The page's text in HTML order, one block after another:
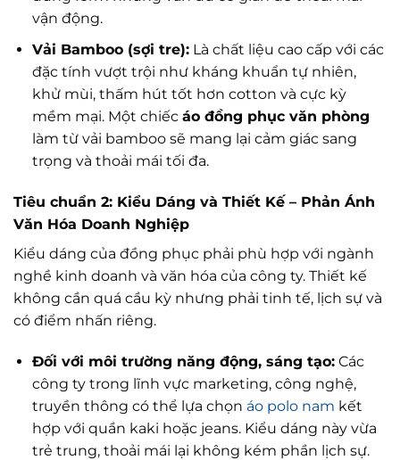
vận động.
Vải Bamboo (sợi tre):Là chất liệu cao cấp với các
đặc tính vượt trội như kháng khuẩn tự nhiên,
khử mùi, thấm hút tốt hơn cotton và cực kỳ
mềm mại. Một chiếc áo đồng phục văn phòng
làm từ vải bamboo sẽ mang lại cảm giác sang
trọng và thoải mái tối đa.
Tiêu chuẩn 2: Kiểu Dáng và Thiết Kế – Phản Ánh
Văn Hóa Doanh Nghiệp
Kiểu dáng của đồng phục phải phù hợp với ngành
nghề kinh doanh và văn hóa của công ty. Thiết kế
không cần quá cầu kỳ nhưng phải tinh tế, lịch sự và
có điểm nhấn riêng.
Đối với môi trường năng động, sáng tạo:Các
công ty trong lĩnh vực marketing, công nghệ,
truyền thông có thể lựa chọn áo polo nam kết
hợp với quần kaki hoặc jeans. Kiểu dáng này vừa
trẻ trung, thoải mái lại không kém phần lịch sự.